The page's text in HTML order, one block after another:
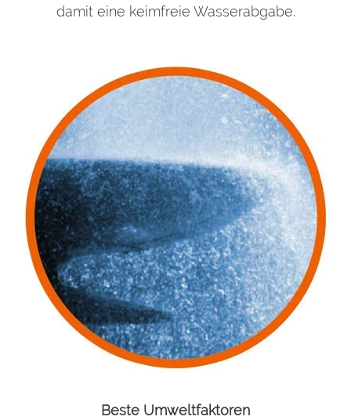
damit eine keimfreie Wasserabgabe.
Beste Umweltfaktoren